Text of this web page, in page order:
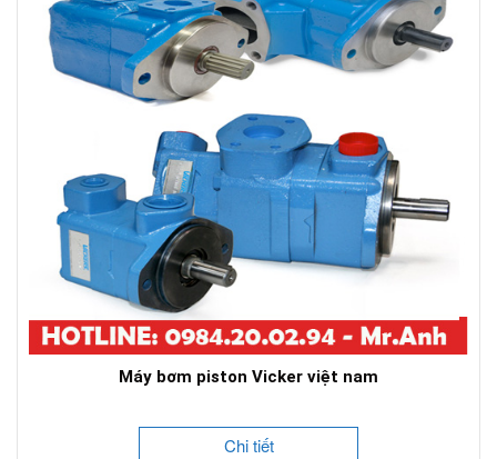
Máy bơm piston Vicker việt nam
Chi tiết